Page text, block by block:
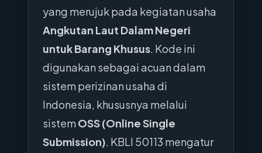
yang merujuk pada kegiatan usaha
Angkutan Laut Dalam Negeri
untuk Barang Khusus. Kode ini
digunakan sebagai acuan dalam
sistem perizinan usaha di
Indonesia, khususnya melalui
sistem OSS (Online Single
Submission). KBLI 50113 mengatur